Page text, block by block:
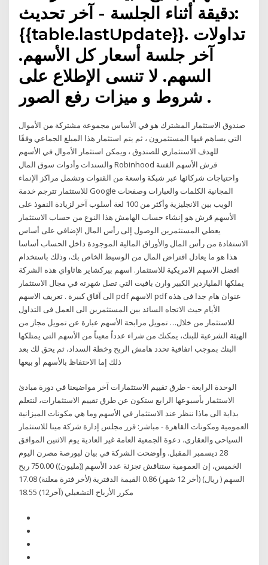
دقيقة أثناء الجلسة - آخر تحديث:
{{table.lastUpdate}}. تداولات
آخر جلسة أسعار كل الأسهم.
السهم. لا تنسى الإطلاع على
شروط و ميزات رفع الصور .
صندوق الاستثمار المشترك هو في الأساس مجموعة مشتركة من الأموال
التي يساهم فيها المستثمرون ، ثم يتم استثمار هذا المبلغ الجماعي وفقًا
للهدف الاستثماري للصندوق ، ويمكن استثمار الأموال في الأسهم
والسندات وأدوات سوق المال Robinhood قرش الأسهم الفتنة
واحتياجات شركائها عبر شبكة واسعة من القنوات وتشمل مراكز الإنماء
للاستثمار تترجم خدمة Google المجانية الكلمات والعبارات وصفحات
الويب بين الانجليزية وأكثر من 100 لغة أسلوب آخر لزيادة النفوذ على
الأسهم قرش هو إنشاء حساب الهامش هذا النوع من حساب الاستثمار
يعطي المستثمرين الوصول إلى رأس المال الإضافي على أساس
الاستفادة من رأس المال والأوراق المالية الموجودة داخل الحساب أساسا
هذا هو ما يعادل اقتراض المال من الوسيط الخاص بك، وذلك باستخدام
افضل الاسهم الامريكية للاستثمار. اسهم بيركشاير هاثاواي هذه الشركة
يملكها الملياردير الكبير وارن بافيت التي تصل شهرته في مجال الاستثمار
الى آفاق كبيرة . تعريف الاسهم pdf الاسهم pdf عنوان هام جدا فى هذه
الأيام حيث الاتجاه السائد بين المستثمرين الى العمل فى التداول
للاستثمار من خلال… تمويل مرابحة الأسهم عبارة عن تمويل مجاز من
الهيئة الشرعية للبنك، يمكنك من شراء عدداً معيناً من الأسهم التي يمتلكها
البنك بموجب اتفاقية تحدد هامش الربح وخطة السداد، ثم يحق لك بعد
ذلك إما الاحتفاظ بالأسهم أو بيعها
الوحدة الرابعة - طرق تقييم الاستثمارات آخر مواضيعنا في دورة مبادئ
الاستثمار بأسبوعها الرابع ستكون عن طرق تقييم الاستثمارات، لنتعلم
بداية الى ماذا ننظر عند الاستثمار في الأسهم وما هي مكونات الميزانية
العمومية ومكونات القاهرة - مباشر: قرر مجلس إدارة شركة مينا للاستثمار
السياحي والعقاري، دعوة الجمعية العامة غير العادية يوم الاثنين الموافق
28 ديسمبر المقبل. وأوضحت الشركة في بيان لبورصة مصرن اليوم
الخميس، إن العمومية ستناقش تجزئة عدد الأسهم ((مليون)) 750.00 ربح
السهم ( ريال) (أخر 12 شهر) 0.86 القيمة الدفترية (لأخر فترة معلنة) 17.08
مكرر الأرباح التشغيلي (آخر12) 18.55